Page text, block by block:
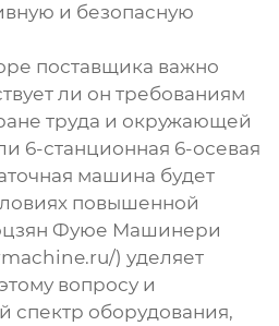
и безопасную
поставщика важно
ли он требованиям
труда и окружающей
6-станционная 6-осевая
машина будет
повышенной
Фуюе Машинери
) уделяет
вопросу и
спектр оборудования,